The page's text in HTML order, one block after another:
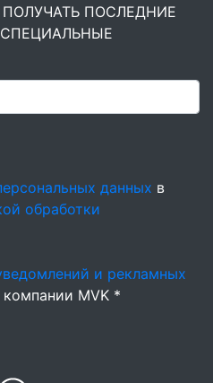
ПОСЛЕДНИЕ
данных в
обработки
и рекламных
MVK *